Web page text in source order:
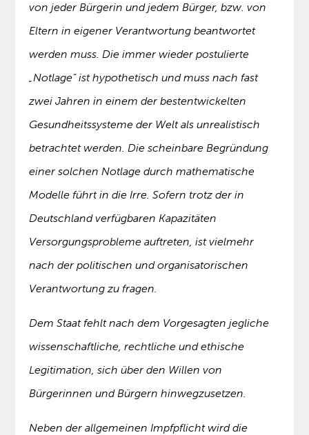
von jeder Bürgerin und jedem Bürger, bzw. von
Eltern in eigener Verantwortung beantwortet
werden muss. Die immer wieder postulierte
„Notlage“ ist hypothetisch und muss nach fast
zwei Jahren in einem der bestentwickelten
Gesundheitssysteme der Welt als unrealistisch
betrachtet werden. Die scheinbare Begründung
einer solchen Notlage durch mathematische
Modelle führt in die Irre. Sofern trotz der in
Deutschland verfügbaren Kapazitäten
Versorgungsprobleme auftreten, ist vielmehr
nach der politischen und organisatorischen
Verantwortung zu fragen.
Dem Staat fehlt nach dem Vorgesagten jegliche
wissenschaftliche, rechtliche und ethische
Legitimation, sich über den Willen von
Bürgerinnen und Bürgern hinwegzusetzen.
Neben der allgemeinen Impfpflicht wird die